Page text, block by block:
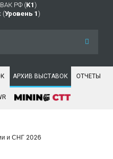
ВАК РФ (K1 )
(Уровень 1 )
АРХИВ ВЫСТАВОК ОТЧЕТЫ
и СНГ 2026